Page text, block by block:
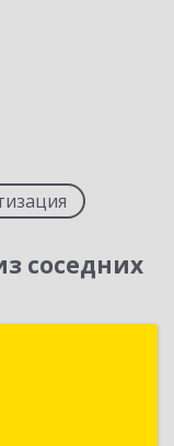
соседних
г,